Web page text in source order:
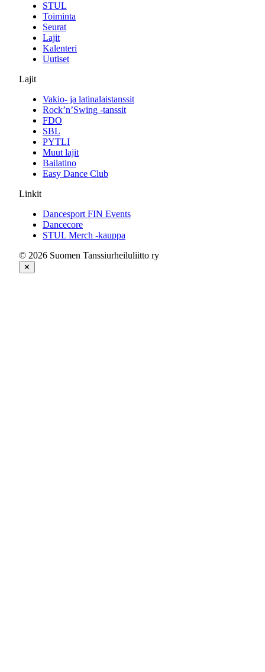
STUL
Toiminta
Seurat
Lajit
Kalenteri
Uutiset
Lajit
Vakio- ja latinalaistanssit
Rock’n’Swing -tanssit
FDO
SBL
PYTLI
Muut lajit
Bailatino
Easy Dance Club
Linkit
Dancesport FIN Events
Dancecore
STUL Merch -kauppa
© 2026 Suomen Tanssiurheiluliitto ry
✕